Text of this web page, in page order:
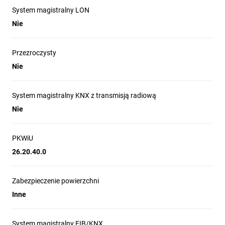
Zastosowanie: Rozwiązania Systemu M przygotowane są do
wszelkich możliwych rodzajów zastosowań, zarówno w
System magistralny LON
Nie
Przezroczysty
Nie
System magistralny KNX z transmisją radiową
Nie
PKWiU
26.20.40.0
Zabezpieczenie powierzchni
Inne